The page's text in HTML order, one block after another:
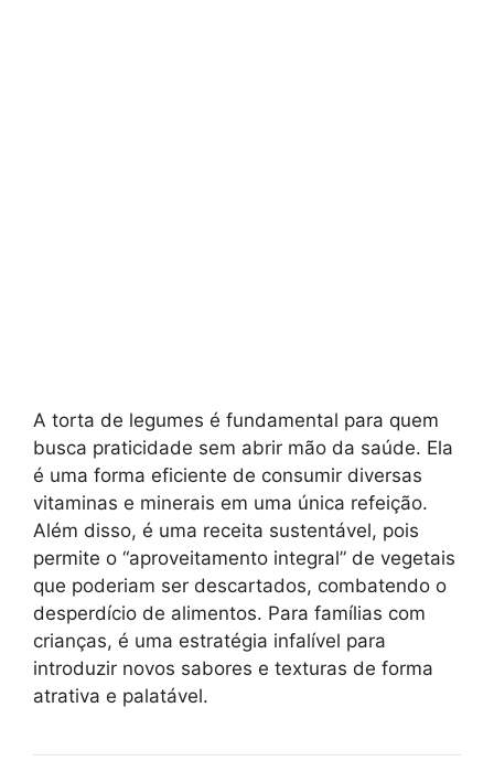
A torta de legumes é fundamental para quem
busca praticidade sem abrir mão da saúde. Ela
é uma forma eficiente de consumir diversas
vitaminas e minerais em uma única refeição.
Além disso, é uma receita sustentável, pois
permite o “aproveitamento integral” de vegetais
que poderiam ser descartados, combatendo o
desperdício de alimentos. Para famílias com
crianças, é uma estratégia infalível para
introduzir novos sabores e texturas de forma
atrativa e palatável.